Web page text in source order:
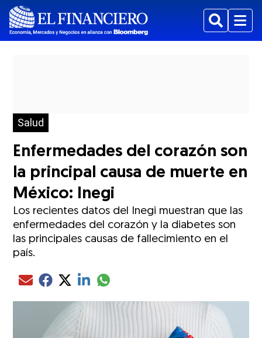
BuscarMenu
Salud
Enfermedades del corazón son
la principal causa de muerte en
México: Inegi
Los recientes datos del Inegi muestran que las
enfermedades del corazón y la diabetes son
las principales causas de fallecimiento en el
país.
Compartir el artículo actual mediante Email
Compartir el artículo actual mediante Facebook
Compartir el artículo actual mediante Twitter
Compartir el artículo actual mediante LinkedIn
Compartir el artículo actual mediante